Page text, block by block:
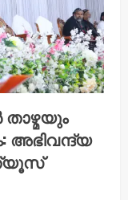
അഭിവന്ദ്യ